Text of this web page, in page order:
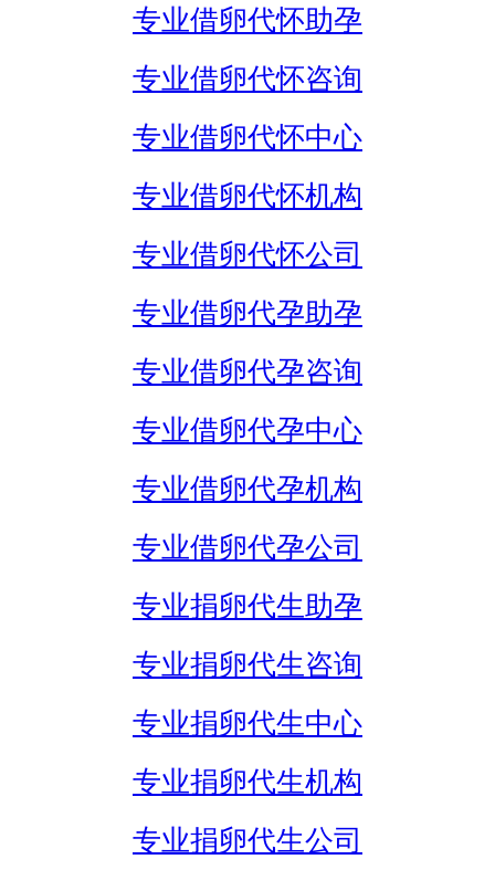
专业借卵代怀助孕
专业借卵代怀咨询
专业借卵代怀中心
专业借卵代怀机构
专业借卵代怀公司
专业借卵代孕助孕
专业借卵代孕咨询
专业借卵代孕中心
专业借卵代孕机构
专业借卵代孕公司
专业捐卵代生助孕
专业捐卵代生咨询
专业捐卵代生中心
专业捐卵代生机构
专业捐卵代生公司